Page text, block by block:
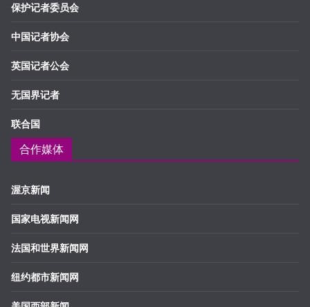
保护记者委员会
中国记者协会
英国记者公会
无国界记者
联合国
合作媒体
渥京新闻
国家电视新闻网
法国和世界新闻网
纽约都市新闻网